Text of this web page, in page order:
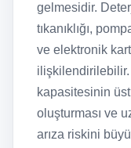
gelmesidir.
tıkanıklığı,
ve elektronik
ilişkilendirilebilir.
kapasitesinin
oluşturması ve
arıza riskini